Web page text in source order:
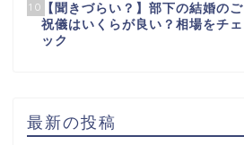
10 【聞きづらい？】部下の結婚のご
祝儀はいくらが良い？相場をチェ
ック
最新の投稿